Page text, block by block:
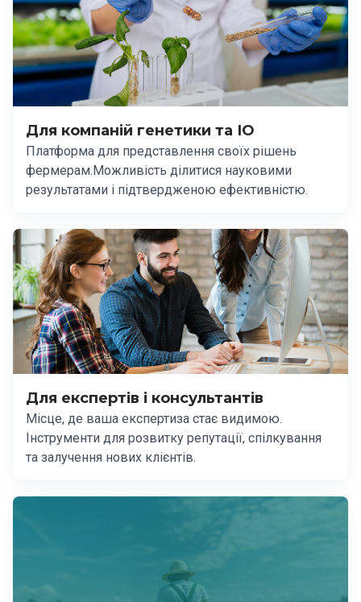
Для компаній генетики та ІО
Платформа для представлення своїх рішень
фермерам.Можливість ділитися науковими
результатами і підтвердженою ефективністю.
Для експертів і консультантів
Місце, де ваша експертиза стає видимою.
Інструменти для розвитку репутації, спілкування
та залучення нових клієнтів.